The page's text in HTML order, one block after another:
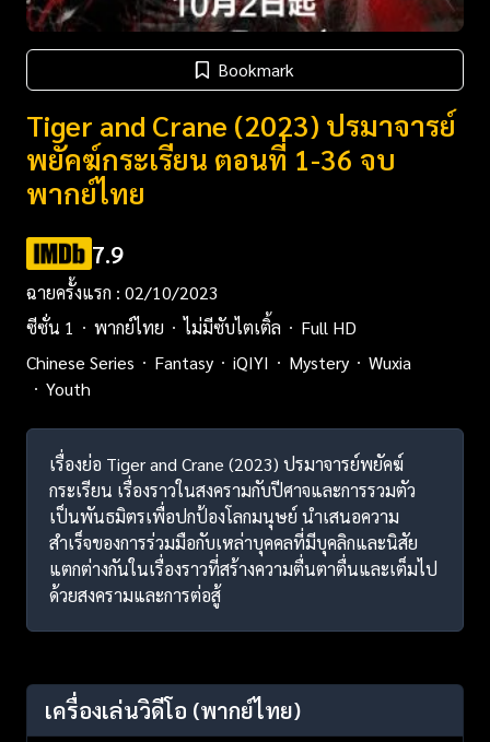
Bookmark
Tiger and Crane (2023) ปรมาจารย์
พยัคฆ์กระเรียน ตอนที่ 1-36 จบ
พากย์ไทย
7.9
ฉายครั้งแรก : 02/10/2023
ซีซั่น 1
พากย์ไทย ไม่มีซับไตเติ้ล
Full HD
Chinese Series
Fantasy iQIYI Mystery
Wuxia
Youth
เรื่องย่อ Tiger and Crane (2023) ปรมาจารย์พยัคฆ์
กระเรียน เรื่องราวในสงครามกับปีศาจและการรวมตัว
เป็นพันธมิตรเพื่อปกป้องโลกมนุษย์ นำเสนอความ
สำเร็จของการร่วมมือกับเหล่าบุคคลที่มีบุคลิกและนิสัย
แตกต่างกันในเรื่องราวที่สร้างความตื่นตาตื่นและเต็มไป
ด้วยสงครามและการต่อสู้
เครื่องเล่นวิดีโอ (พากย์ไทย)